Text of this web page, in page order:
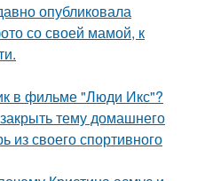
опубликовала
со своей мамой, к
в фильме "Люди Икс"?
тему домашнего
из своего спортивного